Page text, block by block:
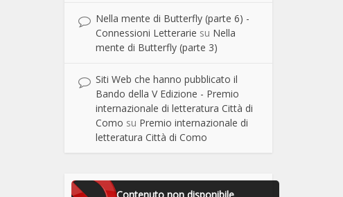
Nella mente di Butterfly (parte 6) -
Connessioni Letterarie su Nella
mente di Butterfly (parte 3)
Siti Web che hanno pubblicato il
Bando della V Edizione - Premio
internazionale di letteratura Città di
Como su Premio internazionale di
letteratura Città di Como